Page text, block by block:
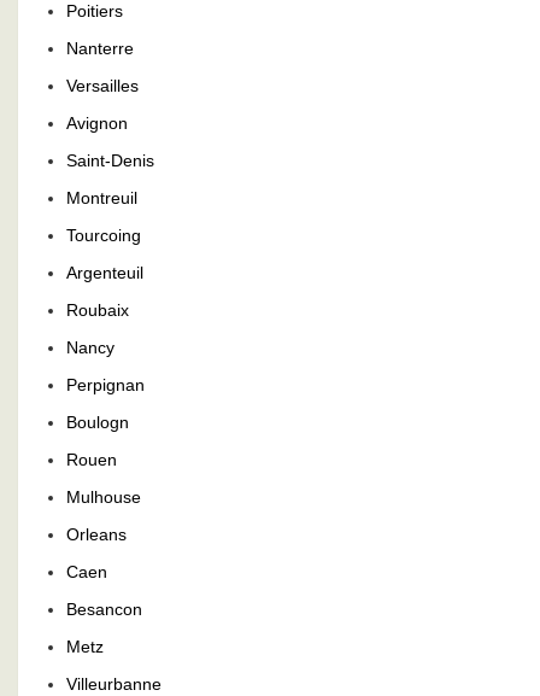
Poitiers
Nanterre
Versailles
Avignon
Saint-Denis
Montreuil
Tourcoing
Argenteuil
Roubaix
Nancy
Perpignan
Boulogn
Rouen
Mulhouse
Orleans
Caen
Besancon
Metz
Villeurbanne